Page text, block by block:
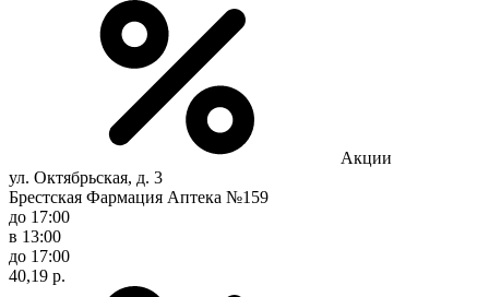
Акции
ул. Октябрьская, д. 3
Брестская Фармация Аптека №159
до 17:00
в 13:00
до 17:00
40,19 р.